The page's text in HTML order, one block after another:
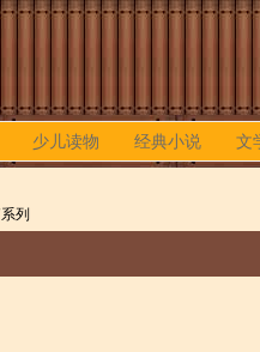
少儿读物 经典小说 文
列